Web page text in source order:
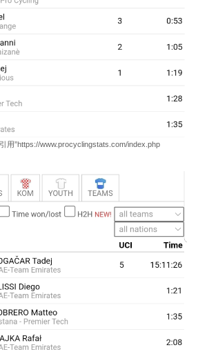
用”https://www.procyclingstats.com/index.php